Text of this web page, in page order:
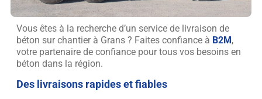
Vous êtes à la recherche d’un service de livraison de
béton sur chantier à Grans ? Faites confiance à B2M,
votre partenaire de confiance pour tous vos besoins en
béton dans la région.
Des livraisons rapides et fiables